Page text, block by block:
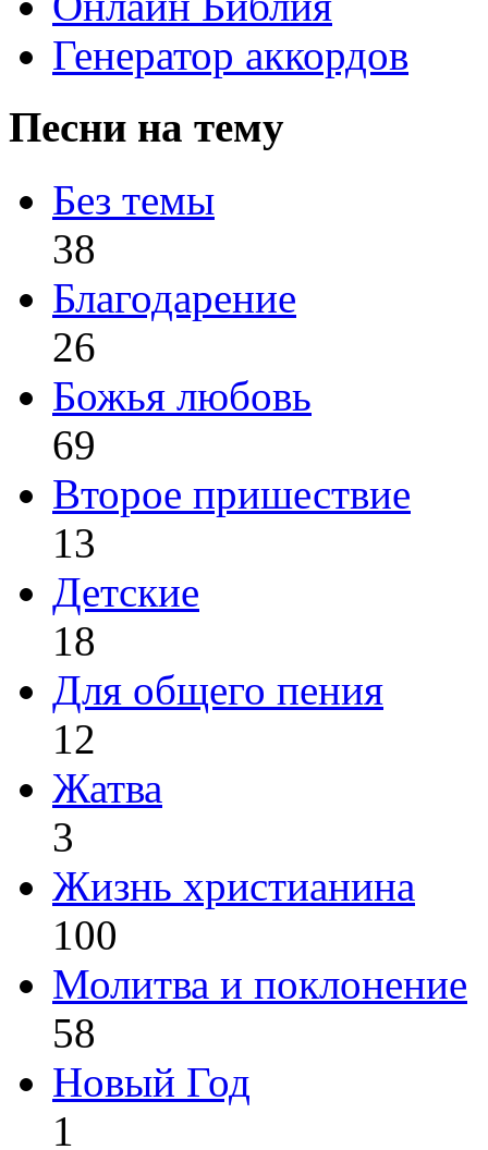
Генератор аккордов
Песни на тему
Без темы
38
Благодарение
26
Божья любовь
69
Второе пришествие
13
Детские
18
Для общего пения
12
Жатва
3
Жизнь христианина
100
Молитва и поклонение
58
Новый Год
1